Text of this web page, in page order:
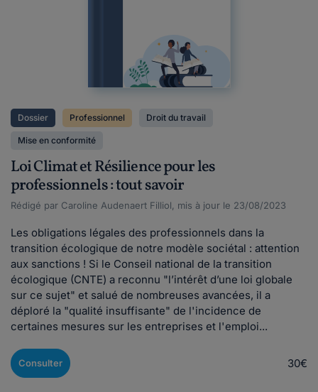
Dossier Professionnel Droit du travail
Mise en conformité
Loi Climat et Résilience pour les
professionnels : tout savoir
Rédigé par Caroline Audenaert Filliol, mis à jour le 23/08/2023
Les obligations légales des professionnels dans la
transition écologique de notre modèle sociétal : attention
aux sanctions ! Si le Conseil national de la transition
écologique (CNTE) a reconnu "l’intérêt d’une loi globale
sur ce sujet" et salué de nombreuses avancées, il a
déploré la "qualité insuffisante" de l'incidence de
certaines mesures sur les entreprises et l'emploi...
Consulter 30€